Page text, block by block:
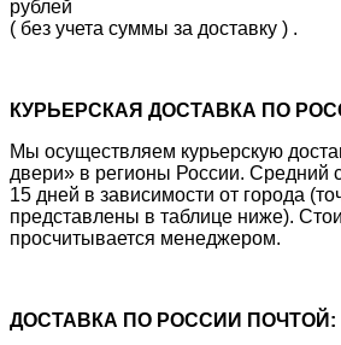
рублей
( без учета суммы за доставку ) .
КУРЬЕРСКАЯ ДОСТАВКА ПО
Мы осуществляем курьерскую
двери» в регионы России. Средний
15 дней в зависимости от города
представлены в таблице ниже).
просчитывается менеджером.
ДОСТАВКА ПО РОССИИ ПОЧТОЙ: